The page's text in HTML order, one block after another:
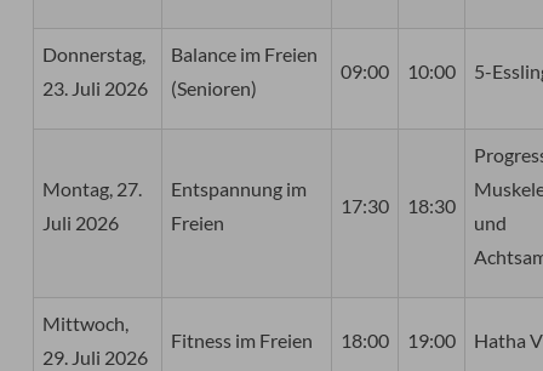
Donnerstag,
23. Juli 2026
Balance im Freien
(Senioren)
09:00 10:00 5-
Montag, 27.
Juli 2026
Entspannung im
Freien
17:30 18:30
und
Mittwoch,
29. Juli 2026
Fitness im Freien 18:00 19:00 Hatha